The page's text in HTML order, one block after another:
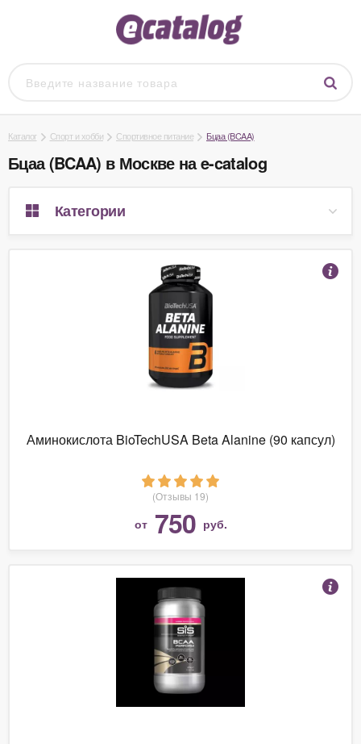
Каталог Спорт и хобби Спортивное питание Бцаа (BCAA)
Бцаа (BCAA) в Москве на e-catalog
Категории
Аминокислота BioTechUSA Beta Alanine (90 капсул)
(Отзывы 19)
от 750 руб.